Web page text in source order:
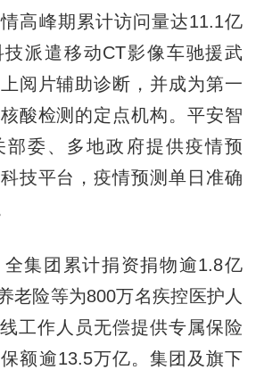
高峰期累计访问量达11.1亿
派遣移动CT影像车驰援武
阅片辅助诊断，并成为第一
酸检测的定点机构。平安智
部委、多地政府提供疫情预
技平台，疫情预测单日准确
团累计捐资捐物逾1.8亿
老险等为800万名疾控医护人
工作人员无偿提供专属保险
额逾13.5万亿。集团及旗下